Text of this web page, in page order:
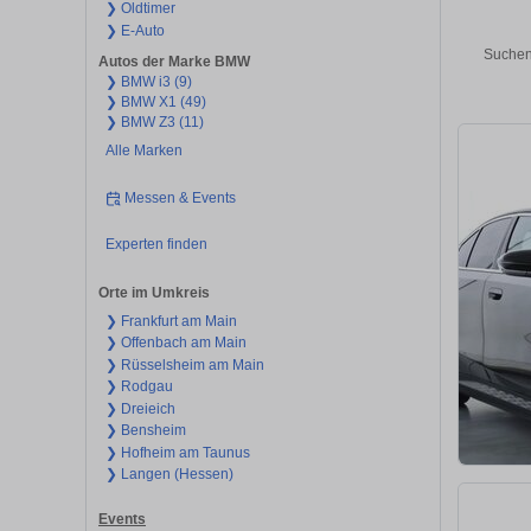
❯ Oldtimer
❯ E-Auto
Autos der Marke BMW
❯ BMW i3 (9)
❯ BMW X1 (49)
❯ BMW Z3 (11)
Alle Marken
Messen & Events
Experten finden
Orte im Umkreis
❯ Frankfurt am Main
❯ Offenbach am Main
❯ Rüsselsheim am Main
❯ Rodgau
❯ Dreieich
❯ Bensheim
❯ Hofheim am Taunus
❯ Langen (Hessen)
Events